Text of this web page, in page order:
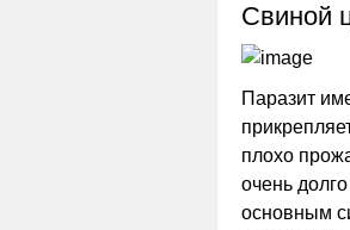
Свиной
Паразит
плохо
очень
основным